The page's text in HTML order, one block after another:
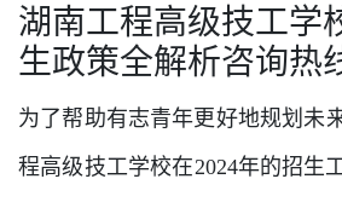
湖南工程高级技工学
生政策全解析咨询热
为了帮助有志青年更好地规划未
程高级技工学校在2024年的招生